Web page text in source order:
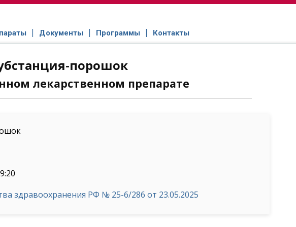
Документы Программы Контакты
порошок
лекарственном препарате
здравоохранения РФ № 25-6/286 от 23.05.2025